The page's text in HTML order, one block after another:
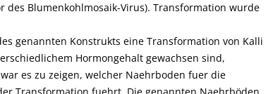
des Blumenkohlmosaik-Virus). Transformation wurde
Konstrukts eine Transformation von Kalli
Hormongehalt gewachsen sind,
es zu zeigen, welcher Naehrboden fuer die